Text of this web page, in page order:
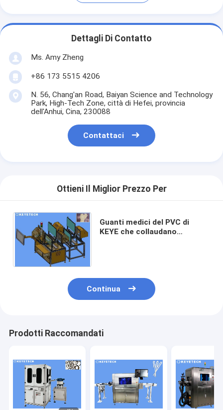
Dettagli Di Contatto
Ms. Amy Zheng
+86 173 5515 4206
N. 56, Chang'an Road, Baiyan Science and Technology
Park, High-Tech Zone, città di Hefei, provincia
dell'Anhui, Cina, 230088
Contattaci
Ottieni Il Miglior Prezzo Per
Guanti medici del PVC di
KEYE che collaudano
Continua
Prodotti Raccomandati